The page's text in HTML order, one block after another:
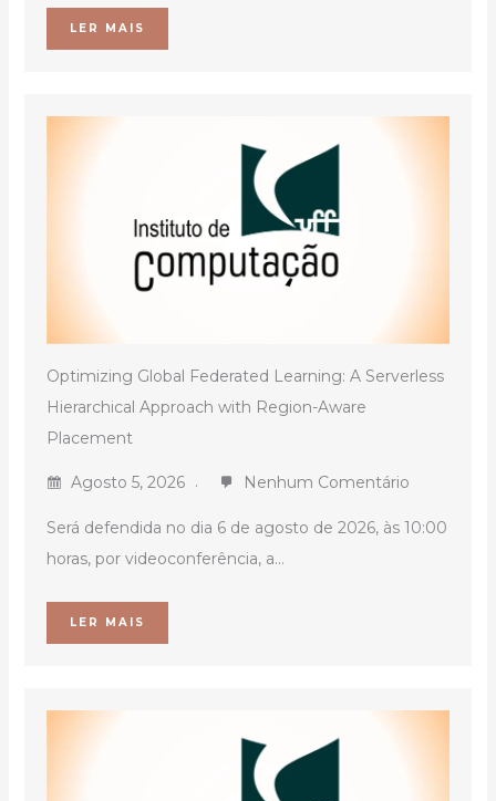
LER MAIS
Optimizing Global Federated Learning: A Serverless
Hierarchical Approach with Region-Aware
Placement
Agosto 5, 2026 Nenhum Comentário
Será defendida no dia 6 de agosto de 2026, às 10:00
horas, por videoconferência, a...
LER MAIS